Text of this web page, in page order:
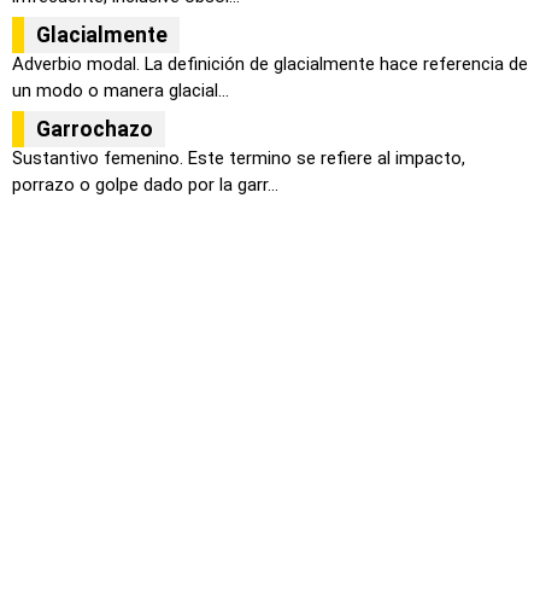
Glacialmente
Adverbio modal. La definición de glacialmente hace referencia de
un modo o manera glacial...
Garrochazo
Sustantivo femenino. Este termino se refiere al impacto,
porrazo o golpe dado por la garr...